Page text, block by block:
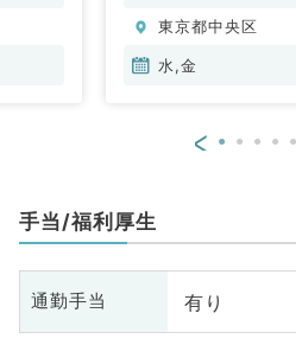
東京都中央区
水,金
<
手当/福利厚生
通勤手当 有り